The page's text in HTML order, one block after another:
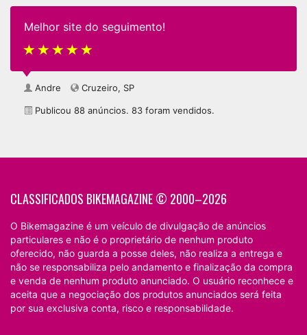
Melhor site do seguimento!
Andre Cruzeiro, SP
Publicou 88 anúncios. 83 foram vendidos.
CLASSIFICADOS BIKEMAGAZINE © 2000–2026
O Bikemagazine é um veículo de divulgação de anúncios
particulares e não é o proprietário de nenhum produto
oferecido, não guarda a posse deles, não realiza a entrega e
não se responsabiliza pelo andamento e finalização da compra
e venda de nenhum produto anunciado. O usuário reconhece e
aceita que a negociação dos produtos anunciados será feita
por sua exclusiva conta, risco e responsabilidade.